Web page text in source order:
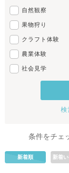
自然観察
果物狩り
クラフト体験
農業体験
社会見学
検
条件をチェ
新着順 新着